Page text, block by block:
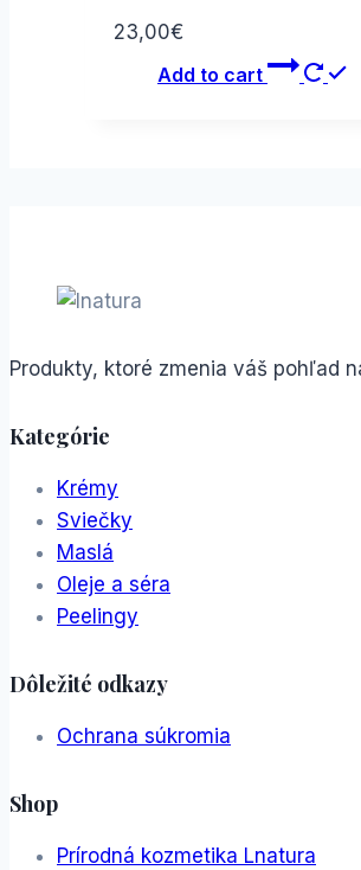
23,00€
Add to cart
Produkty, ktoré zmenia váš pohľad
Kategórie
Krémy
Sviečky
Maslá
Oleje a séra
Peelingy
Dôležité odkazy
Ochrana súkromia
Shop
Prírodná kozmetika Lnatura